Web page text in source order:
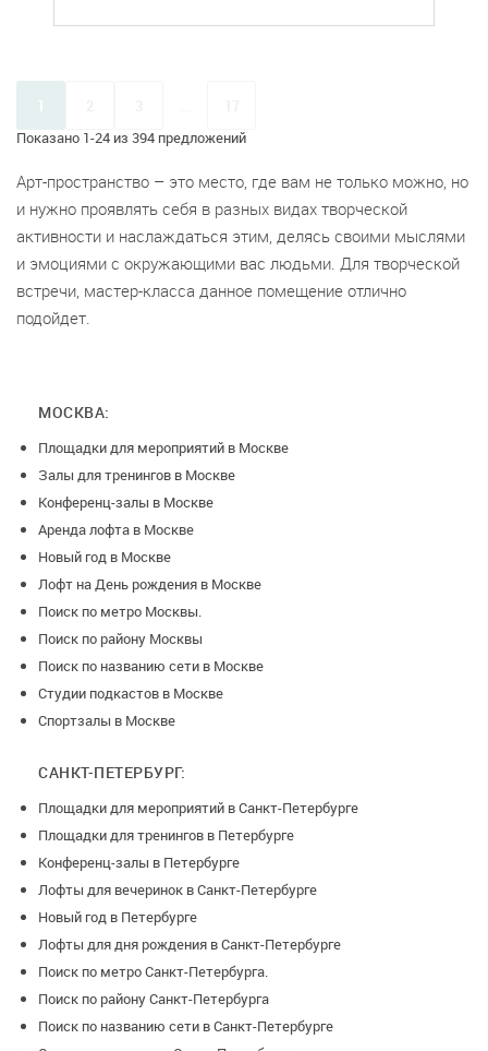
Показано 1-24 из 394 предложений
1
Арт-пространство – это место, где вам не только можно, но
и нужно проявлять себя в разных видах творческой
активности и наслаждаться этим, делясь своими мыслями
и эмоциями с окружающими вас людьми. Для творческой
встречи, мастер-класса данное помещение отлично
подойдет.
МОСКВА:
Площадки для мероприятий в Москве
Залы для тренингов в Москве
Конференц-залы в Москве
Аренда лофта в Москве
Новый год в Москве
Лофт на День рождения в Москве
Поиск по метро Москвы.
Поиск по району Москвы
Поиск по названию сети в Москве
Студии подкастов в Москве
Спортзалы в Москве
САНКТ-ПЕТЕРБУРГ:
Площадки для мероприятий в Санкт-Петербурге
Площадки для тренингов в Петербурге
Конференц-залы в Петербурге
Лофты для вечеринок в Санкт-Петербурге
Новый год в Петербурге
Лофты для дня рождения в Санкт-Петербурге
Поиск по метро Санкт-Петербурга.
Поиск по району Санкт-Петербурга
Поиск по названию сети в Санкт-Петербурге